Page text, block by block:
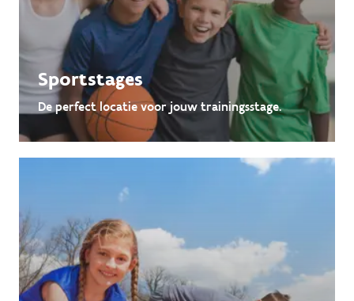
Sportstages
De perfect locatie voor jouw trainingsstage.